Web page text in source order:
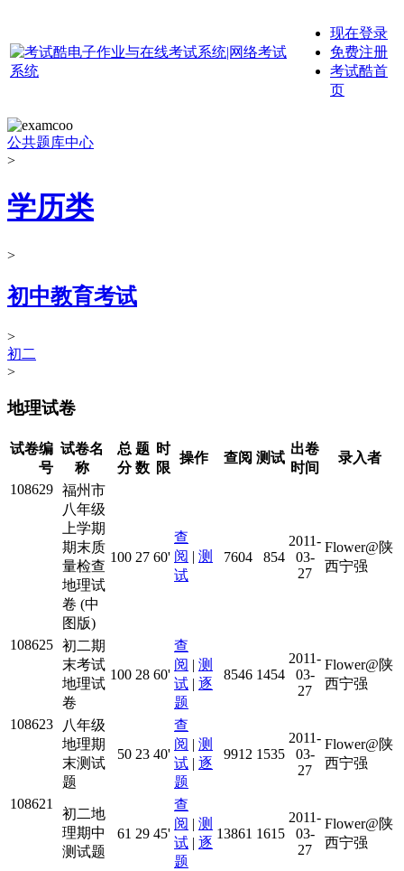
现在登录
免费注册
考试酷首
页
公共题库中心
>
学历类
>
初中教育考试
>
初二
>
地理试卷
试卷编
号
试卷名
称
总
分
题
数
时
限
操作 查阅 测试
出卷
时间
录入者
108629 福州市
八年级
上学期
期末质
量检查
地理试
卷 (中
图版)
100 27 60'
查
阅 | 测
试
7604 854
2011-
03-
27
Flower@陕
西宁强
108625 初二期
末考试
地理试
卷
100 28 60'
查
阅 | 测
试 | 逐
题
8546 1454
2011-
03-
27
Flower@陕
西宁强
108623
八年级
地理期
末测试
题
50 23 40'
查
阅 | 测
试 | 逐
题
9912 1535
2011-
03-
27
Flower@陕
西宁强
108621
初二地
理期中
测试题
61 29 45'
查
阅 | 测
试 | 逐
题
13861 1615
2011-
03-
27
Flower@陕
西宁强